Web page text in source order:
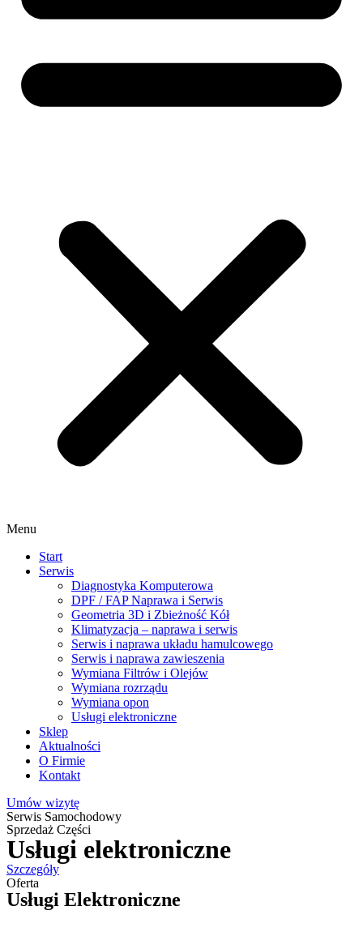
Menu
Start
Serwis
Diagnostyka Komputerowa
DPF / FAP Naprawa i Serwis
Geometria 3D i Zbieżność Kół
Klimatyzacja – naprawa i serwis
Serwis i naprawa układu hamulcowego
Serwis i naprawa zawieszenia
Wymiana Filtrów i Olejów
Wymiana rozrządu
Wymiana opon
Usługi elektroniczne
Sklep
Aktualności
O Firmie
Kontakt
Umów wizytę
Serwis Samochodowy
Sprzedaż Części
Usługi elektroniczne
Szczegóły
Oferta
Usługi Elektroniczne